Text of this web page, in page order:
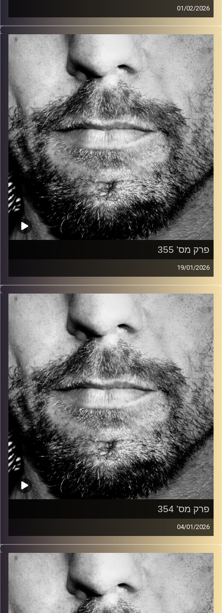
01/02/2026
זיפים, מוזיקה מחוספסת של הופעות חיות. הרבה ג'אם, רוק,
בלוז, bluegrass, ג'אז, Fאנק, פרוגרסיב ואפילו אלקטרוניקה.
כל מה שחי, אמיתי ונושם.
עם שמוליק רגב.
קרדיט תמונות: David Goehring
פרק מס' 355
19/01/2026
זיפים, מוזיקה מחוספסת של הופעות חיות. הרבה ג'אם, רוק,
בלוז, bluegrass, ג'אז, Fאנק, פרוגרסיב ואפילו אלקטרוניקה.
כל מה שחי, אמיתי ונושם.
עם שמוליק רגב.
קרדיט תמונות: David Goehring
פרק מס' 354
04/01/2026
זיפים, מוזיקה מחוספסת של הופעות חיות. הרבה ג'אם, רוק,
בלוז, bluegrass, ג'אז, Fאנק, פרוגרסיב ואפילו אלקטרוניקה.
כל מה שחי, אמיתי ונושם.
עם שמוליק רגב.
קרדיט תמונות: David Goehring